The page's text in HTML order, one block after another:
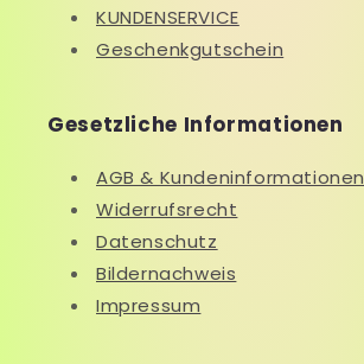
KUNDENSERVICE
Geschenkgutschein
Gesetzliche Informationen
AGB & Kundeninformationen
Widerrufsrecht
Datenschutz
Bildernachweis
Impressum